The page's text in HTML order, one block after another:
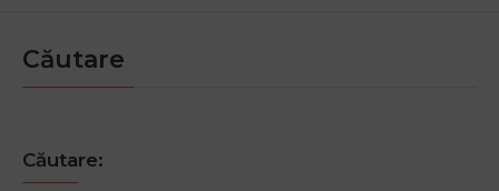
Căutare
Căutare: